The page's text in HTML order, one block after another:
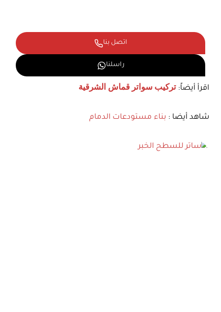
اتصل بنا
راسلنا
اقرأ أيضاً: تركيب سواتر قماش الشرقية
شاهد أيضا : بناء مستودعات الدمام